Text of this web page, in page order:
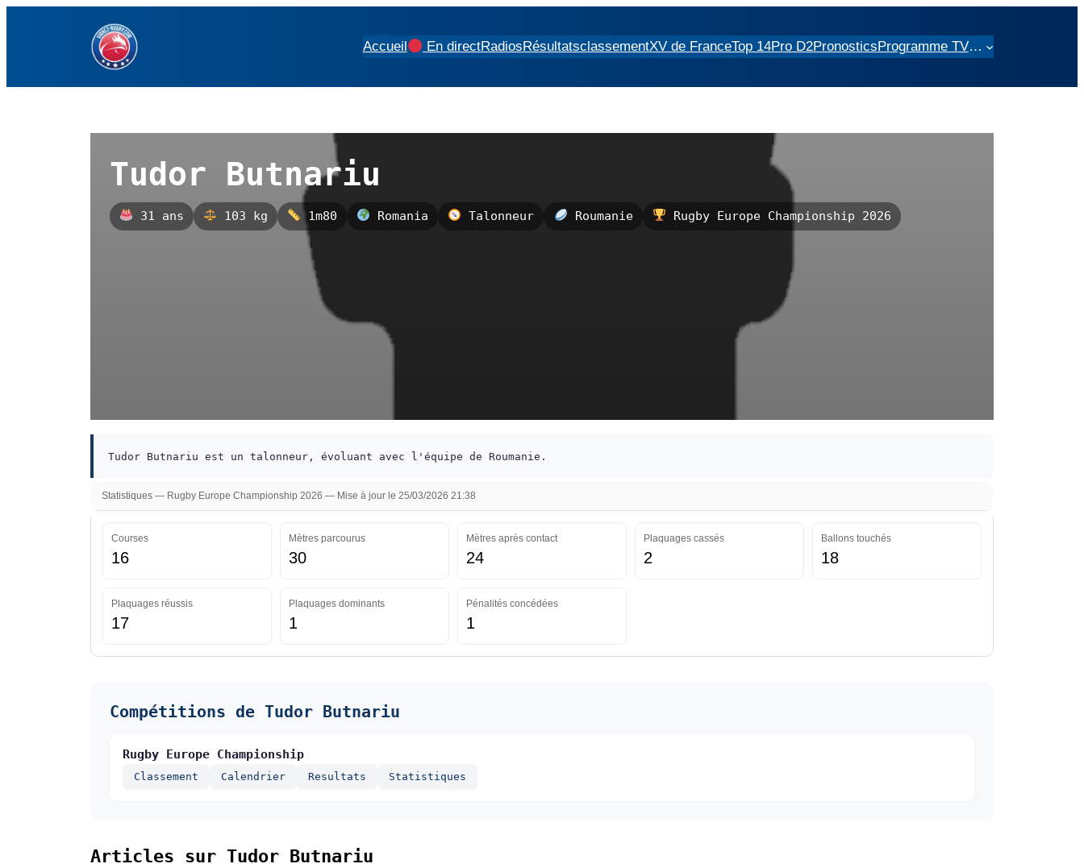
Accueil En directRadiosRésultatsclassementXV de FranceTop 14Pro D2PronosticsProgramme TV…
Tudor Butnariu
31 ans 103 kg 1m80 Romania Talonneur Roumanie Rugby Europe Championship 2026
Tudor Butnariu est un talonneur, évoluant avec l'équipe de Roumanie.
Statistiques — Rugby Europe Championship 2026 — Mise à jour le 25/03/2026 21:38
Courses
16
Mètres parcourus
30
Mètres après contact
24
Plaquages cassés
2
Ballons touchés
18
Plaquages réussis
17
Plaquages dominants
1
Pénalités concédées
1
Compétitions de Tudor Butnariu
Rugby Europe Championship
Classement Calendrier Resultats Statistiques
Articles sur Tudor Butnariu